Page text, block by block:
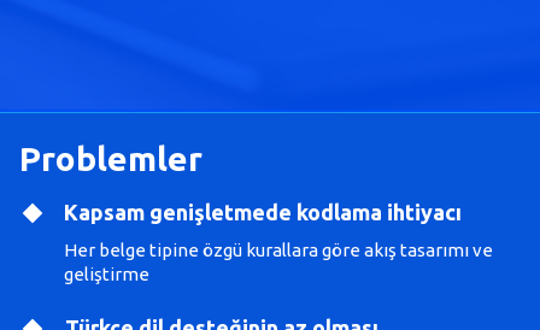
Problemler
Kapsam genişletmede kodlama ihtiyacı
Her belge tipine özgü kurallara göre akış tasarımı ve
geliştirme